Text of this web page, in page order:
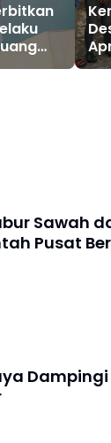
Sawah
Pusat